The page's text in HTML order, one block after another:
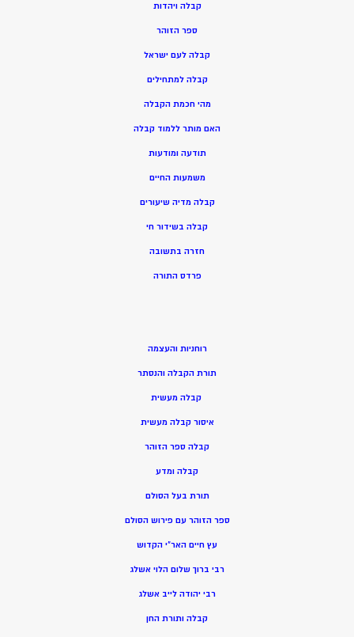
קבלה ויהדות
ספר הזוהר
קבלה לעם ישראל
קבלה למתחילים
מהי חכמת הקבלה
האם מותר ללמוד קבלה
תודעה ומודעות
משמעות החיים
קבלה מדיה שיעורים
קבלה בשידור חי
חזרה בתשובה
פרדס התורה
רוחניות והעצמה
תורת הקבלה והנסתר
קבלה מעשית
איסור קבלה מעשית
קבלה ספר הזוהר
קבלה ומדע
תורת בעל הסולם
ספר הזוהר עם פירוש הסולם
עץ חיים האר”י הקדוש
רבי ברוך שלום הלוי אשלג
רבי יהודה לייב אשלג
קבלה ותורת החן